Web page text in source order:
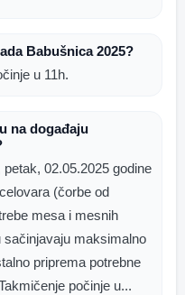
Babušnica 2025?
u 11h.
na događaju
02.05.2025 godine
(čorbe od
mesa i mesnih
sačinjavaju maksimalno
priprema potrebne
počinje u...